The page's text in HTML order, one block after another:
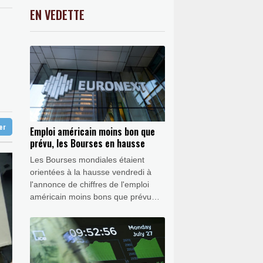
Fed plus conciliante
l'ouest d'Athènes
du créateur de ChatGPT
visant Bally Bagayoko
-0.31%
-0.41%
0.46% 4322.09 €
EN VEDETTE
Emploi américain moins bon que
prévu, les Bourses en hausse
Les Bourses mondiales étaient
orientées à la hausse vendredi à
l'annonce de chiffres de l'emploi
américain moins bons que prévu
pétrole, ce qui dissipent les risques
d'inflation.